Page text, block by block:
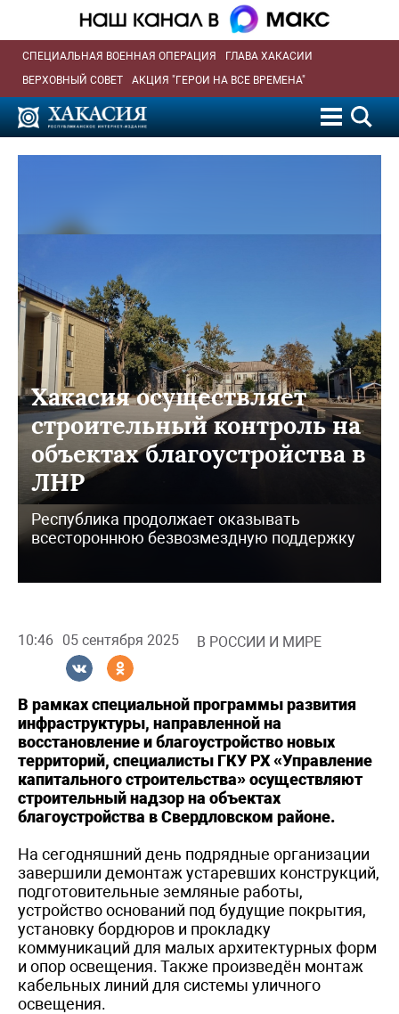
СПЕЦИАЛЬНАЯ ВОЕННАЯ ОПЕРАЦИЯ
ГЛАВА ХАКАСИИ
ВЕРХОВНЫЙ СОВЕТ
АКЦИЯ "ГЕРОИ НА ВСЕ ВРЕМЕНА"
Хакасия осуществляет
строительный контроль на
объектах благоустройства в
ЛНР
Республика продолжает оказывать
всестороннюю безвозмездную поддержку
10:46 05 сентября 2025 В РОССИИ И МИРЕ
В рамках специальной программы развития
инфраструктуры, направленной на
восстановление и благоустройство новых
территорий, специалисты ГКУ РХ «Управление
капитального строительства» осуществляют
строительный надзор на объектах
благоустройства в Свердловском районе.
На сегодняшний день подрядные организации
завершили демонтаж устаревших конструкций,
подготовительные земляные работы,
устройство оснований под будущие покрытия,
установку бордюров и прокладку
коммуникаций для малых архитектурных форм
и опор освещения. Также произведён монтаж
кабельных линий для системы уличного
освещения.